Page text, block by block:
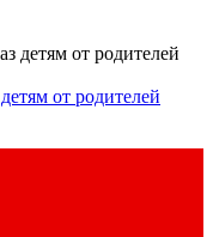
от родителей